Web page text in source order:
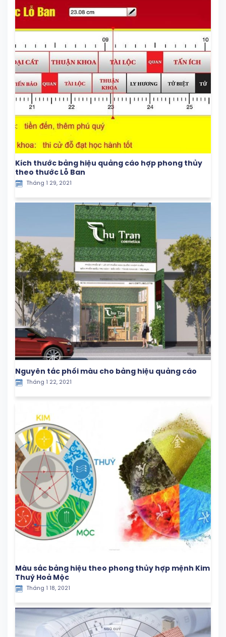
Kích thước bảng hiệu quảng cáo hợp phong thủy
theo thước Lỗ Ban
Tháng 1 29, 2021
Nguyên tắc phối màu cho bảng hiệu quảng cáo
Tháng 1 22, 2021
Màu sắc bảng hiệu theo phong thủy hợp mệnh Kim
Thuỷ Hoả Mộc
Tháng 1 18, 2021